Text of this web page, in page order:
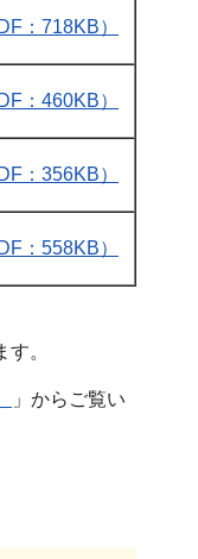
：718KB）
：460KB）
：356KB）
：558KB）
。
」からご覧い